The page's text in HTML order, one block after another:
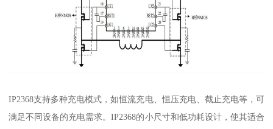
IP2368支持多种充电模式，如恒流充电、恒压充电、截止充电等，可
满足不同设备的充电需求。IP2368的小尺寸和低功耗设计，使其适合